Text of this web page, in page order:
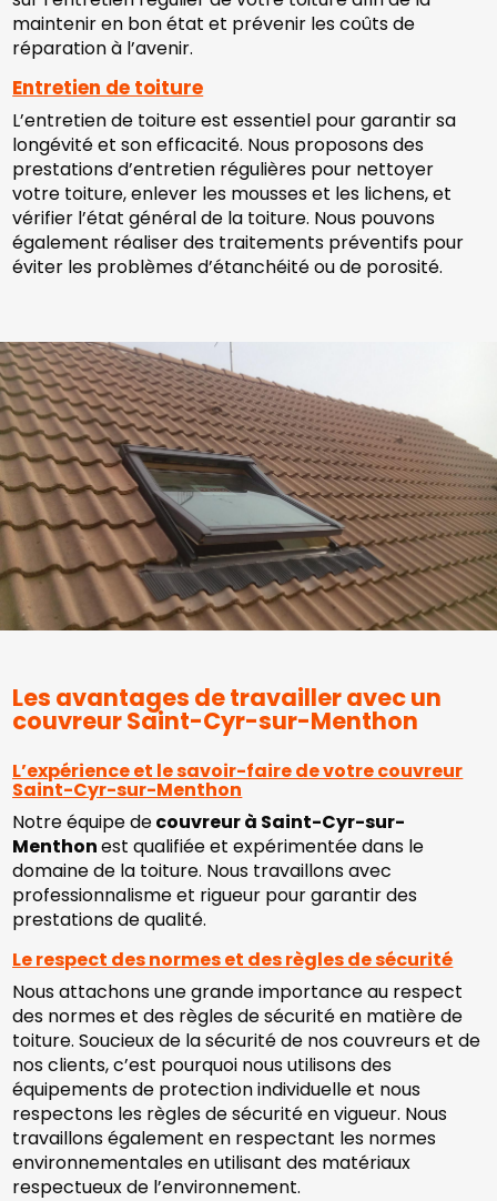
maintenir en bon état et prévenir les coûts de
réparation à l’avenir.
Entretien de toiture
L’entretien de toiture est essentiel pour garantir sa
longévité et son efficacité. Nous proposons des
prestations d’entretien régulières pour nettoyer
votre toiture, enlever les mousses et les lichens, et
vérifier l’état général de la toiture. Nous pouvons
également réaliser des traitements préventifs pour
éviter les problèmes d’étanchéité ou de porosité.
Les avantages de travailler avec un
couvreur Saint-Cyr-sur-Menthon
L’expérience et le savoir-faire de votre couvreur
Saint-Cyr-sur-Menthon
Notre équipe decouvreur à Saint-Cyr-sur-
Menthonest qualifiée et expérimentée dans le
domaine de la toiture. Nous travaillons avec
professionnalisme et rigueur pour garantir des
prestations de qualité.
Le respect des normes et des règles de sécurité
Nous attachons une grande importance au respect
des normes et des règles de sécurité en matière de
toiture. Soucieux de la sécurité de nos couvreurs et de
nos clients, c’est pourquoi nous utilisons des
équipements de protection individuelle et nous
respectons les règles de sécurité en vigueur. Nous
travaillons également en respectant les normes
environnementales en utilisant des matériaux
respectueux de l’environnement.